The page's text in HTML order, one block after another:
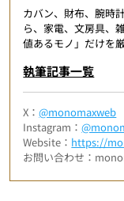
カバン、財布、腕時
ら、家電、文房具、
値あるモノ」だけを
執筆記事一覧
X：@monomaxweb
Instagram：
Website： https://
お問い合わせ：